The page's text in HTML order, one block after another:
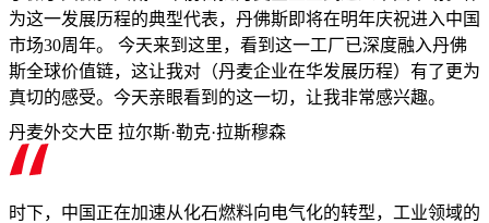
为这一发展历程的典型代表，丹佛斯即将在明年庆祝进入中国
市场30周年。 今天来到这里，看到这一工厂已深度融入丹佛
斯全球价值链，这让我对（丹麦企业在华发展历程）有了更为
真切的感受。今天亲眼看到的这一切，让我非常感兴趣。
丹麦外交大臣 拉尔斯·勒克·拉斯穆森
时下，中国正在加速从化石燃料向电气化的转型，工业领域的